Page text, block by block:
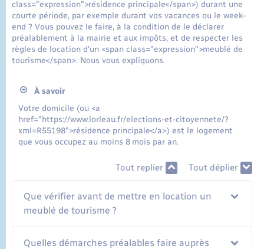
class="expression">résidence principale</span>) durant une
courte période, par exemple durant vos vacances ou le week-
end ? Vous pouvez le faire, à la condition de le déclarer
préalablement à la mairie et aux impôts, et de respecter les
règles de location d'un <span class="expression">meublé de
tourisme</span>. Nous vous expliquons.
À savoir
Votre domicile (ou <a
href="https://www.lorleau.fr/elections-et-citoyennete/?
xml=R55198">résidence principale</a>) est le logement
que vous occupez au moins 8 mois par an.
Tout replier Tout déplier
Que vérifier avant de mettre en location un
meublé de tourisme ?
Quelles démarches préalables faire auprès